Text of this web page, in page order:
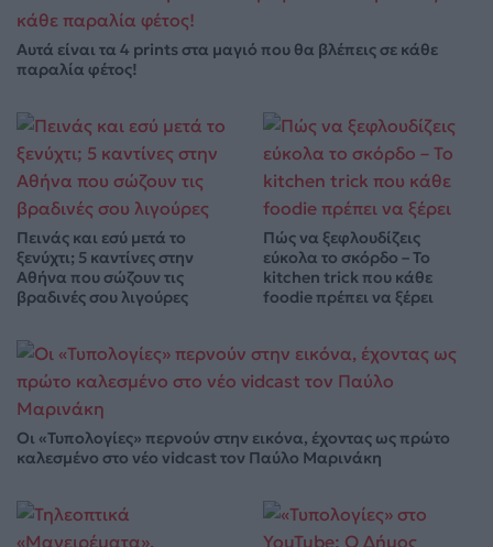
Αυτά είναι τα 4 prints στα μαγιό που θα βλέπεις σε κάθε
παραλία φέτος!
Πεινάς και εσύ μετά το
ξενύχτι; 5 καντίνες στην
Αθήνα που σώζουν τις
βραδινές σου λιγούρες
Πώς να ξεφλουδίζεις
εύκολα το σκόρδο – Το
kitchen trick που κάθε
foodie πρέπει να ξέρει
Οι «Τυπολογίες» περνούν στην εικόνα, έχοντας ως πρώτο
καλεσμένο στο νέο vidcast τον Παύλο Μαρινάκη